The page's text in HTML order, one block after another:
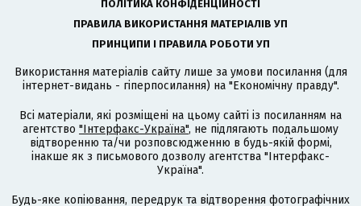
ПОЛІТИКА КОНФІДЕНЦІЙНОСТІ
ПРАВИЛА ВИКОРИСТАННЯ МАТЕРІАЛІВ УП
ПРИНЦИПИ І ПРАВИЛА РОБОТИ УП
Використання матеріалів сайту лише за умови посилання (для
інтернет-видань - гіперпосилання) на "Економічну правду".
Всі матеріали, які розміщені на цьому сайті із посиланням на
агентство "Інтерфакс-Україна", не підлягають подальшому
відтворенню та/чи розповсюдженню в будь-якій формі,
інакше як з письмового дозволу агентства "Інтерфакс-
Україна".
Будь-яке копіювання, передрук та відтворення фотографічних